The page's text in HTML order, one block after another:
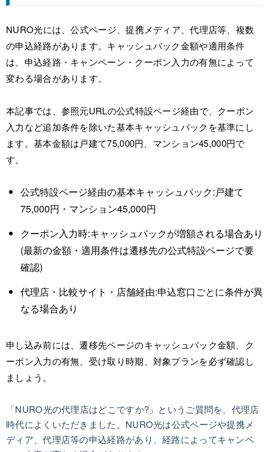
NURO光には、公式ページ、提携メディア、代理店等、複数
の申込経路があります。キャッシュバック金額や適用条件
は、申込経路・キャンペーン・クーポン入力の有無によって
変わる場合があります。
本記事では、参照元URLの公式特設ページ経由で、クーポン
入力など追加条件を除いた基本キャッシュバックを基準にし
ます。基本金額は戸建て75,000円、マンション45,000円で
す。
公式特設ページ経由の基本キャッシュバック:戸建て
75,000円・マンション45,000円
クーポン入力時:キャッシュバックが増額される場合あり
(最新の金額・適用条件は遷移先の公式特設ページで要
確認)
代理店・比較サイト・店舗経由:申込窓口ごとに条件が異
なる場合あり
申し込み前には、遷移先ページのキャッシュバック金額、ク
ーポン入力の有無、受け取り時期、対象プランを必ず確認し
ましょう。
「NURO光の代理店はどこですか?」というご質問を、代理店
時代によくいただきました。NURO光は公式ページや提携メ
ディア、代理店等の申込経路があり、経路によってキャンペ